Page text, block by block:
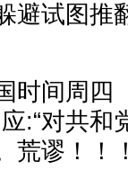
避试图推
时间周四
:“对共和
荒谬！！